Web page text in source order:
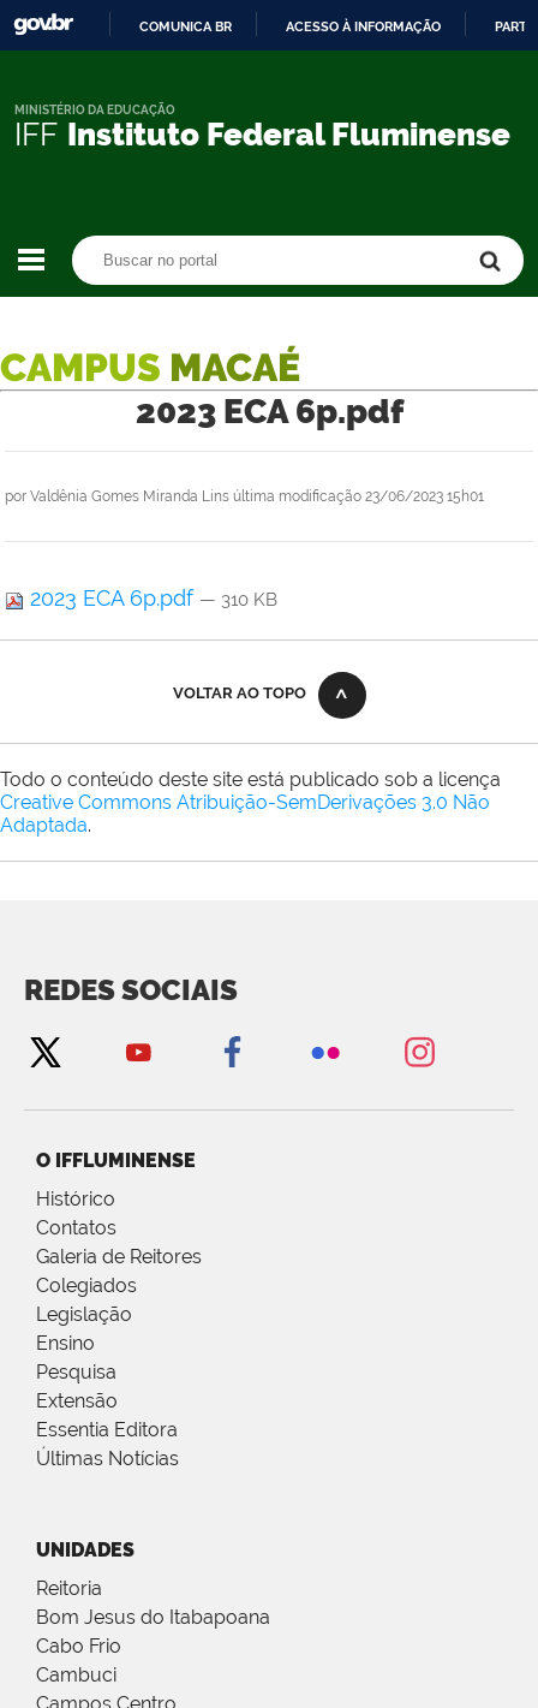
CONTEÚDO
COMUNICA BR ACESSO À INFORMAÇÃO
IFF Instituto Federal Fluminense
MINISTÉRIO DA EDUCAÇÃO
CAMPUS MACAÉ
2023 ECA 6p.pdf
por Valdênia Gomes Miranda Lins última modificação 23/06/2023 15h01
2023 ECA 6p.pdf — 310 KB
VOLTAR AO TOPO
Todo o conteúdo deste site está publicado sob a licença
Creative Commons Atribuição-SemDerivações 3.0 Não
Adaptada.
REDES SOCIAIS
O IFFLUMINENSE
Histórico
Contatos
Galeria de Reitores
Colegiados
Legislação
Ensino
Pesquisa
Extensão
Essentia Editora
Últimas Notícias
UNIDADES
Reitoria
Bom Jesus do Itabapoana
Cabo Frio
Cambuci